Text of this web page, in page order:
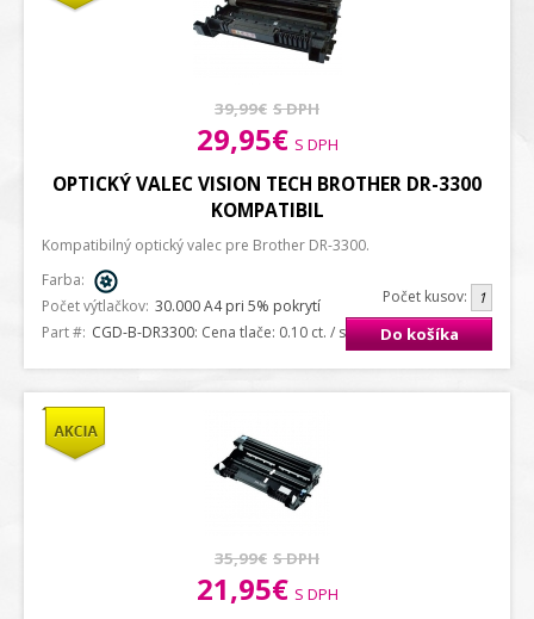
39,99€ S DPH
29,95€ S DPH
Počet kusov:
Do košíka
OPTICKÝ VALEC VISION TECH BROTHER DR-3300
KOMPATIBIL
Kompatibilný optický valec pre Brother DR-3300.
Farba:
Počet výtlačkov: 30.000 A4 pri 5% pokrytí
Part #: CGD-B-DR3300: Cena tlače: 0.10 ct. / strana A4
35,99€ S DPH
21,95€ S DPH